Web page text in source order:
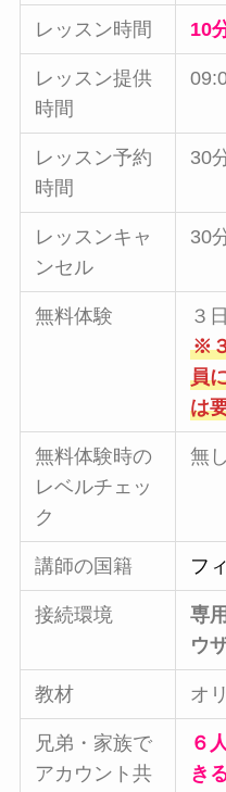
レッスン時間 10
レッスン提供
時間
レッスン予約
時間
30
レッスンキャ
ンセル
30
無料体験
３
※
員
は
無料体験時の
レベルチェッ
ク
無し
講師の国籍 フ
接続環境
専
ウ
教材 オ
兄弟・家族で
アカウント共
６
き